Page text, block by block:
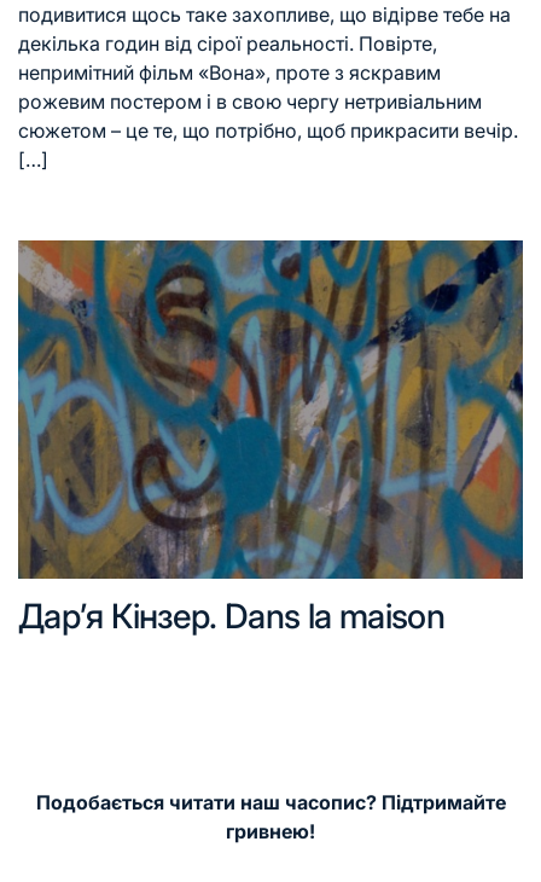
подивитися щось таке захопливе, що відірве тебе на
декілька годин від сірої реальності. Повірте,
непримітний фільм «Вона», проте з яскравим
рожевим постером і в свою чергу нетривіальним
сюжетом – це те, що потрібно, щоб прикрасити вечір.
[…]
Дар’я Кінзер. Dans la maison
Подобається читати наш часопис? Підтримайте
гривнею!